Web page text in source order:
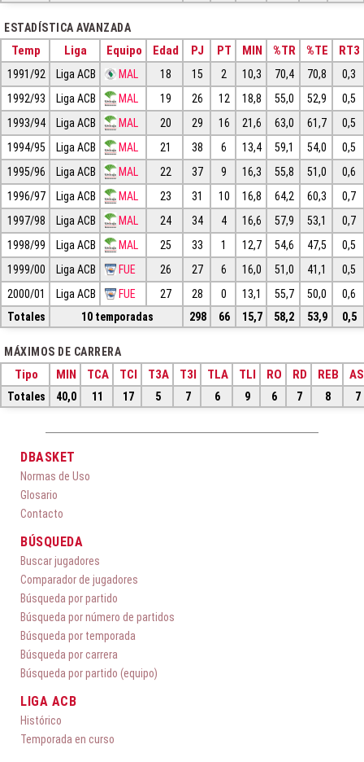
ESTADÍSTICA AVANZADA
Temp Liga Equipo Edad PJ PT MIN %TR %TE RT3
1991/92 Liga ACB MAL 18 15 2 10,3 70,4 70,8
0,3
1992/93
Liga ACB MAL 19 26 12 18,8 55,0 52,9
0,5
1993/94
Liga ACB MAL 20 29 16 21,6 63,0 61,7
0,5
1994/95
Liga ACB MAL 21 38 6 13,4 59,1 54,0
0,5
1995/96
Liga ACB MAL 22 37 9 16,3 55,8 51,0
0,6
1996/97
Liga ACB MAL 23 31 10 16,8 64,2 60,3
0,7
1997/98
Liga ACB MAL 24 34 4 16,6 57,9 53,1
0,7
1998/99
Liga ACB MAL 25 33 1 12,7 54,6 47,5
0,5
1999/00
Liga ACB FUE 26 27 6 16,0 51,0 41,1
0,5
2000/01
Liga ACB FUE 27 28 0 13,1 55,7 50,0
0,6
Totales
10 temporadas 298 66 15,7 58,2 53,9 0,5
MÁXIMOS DE CARRERA
Tipo MIN TCA TCI T3A T3I TLA TLI RO RD REB
Totales 40,0 11 17 5 7 6 9 6 7 8 7
DBASKET
Normas de Uso
Glosario
Contacto
BÚSQUEDA
Buscar jugadores
Comparador de jugadores
Búsqueda por partido
Búsqueda por número de partidos
Búsqueda por temporada
Búsqueda por carrera
Búsqueda por partido (equipo)
LIGA ACB
Histórico
Temporada en curso